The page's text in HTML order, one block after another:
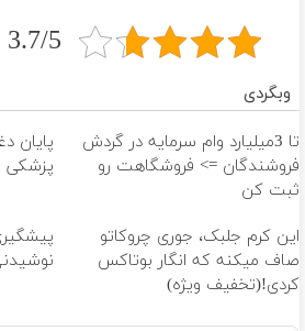
3.7/5 - (4 امتیاز)
وبگردی
تا 3میلیارد وام سرمایه در گردش
فروشندگان => فروشگاهت رو
ثبت کن
پایان
پزشکی
این کرم جلبک، جوری چروکاتو
صاف میکنه که انگار بوتاکس
کردی!(تخفیف ویژه)